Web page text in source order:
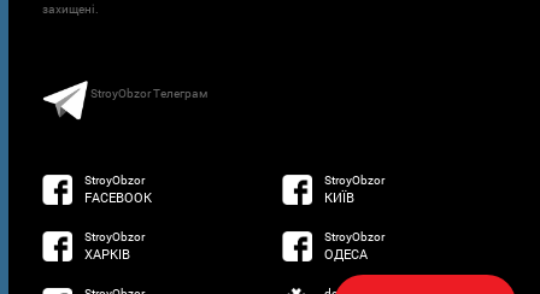
захищені.
StroyObzor Телеграм
StroyObzor
FACEBOOK
StroyObzor
КИЇВ
StroyObzor
ХАРКІВ
StroyObzor
ОДЕСА